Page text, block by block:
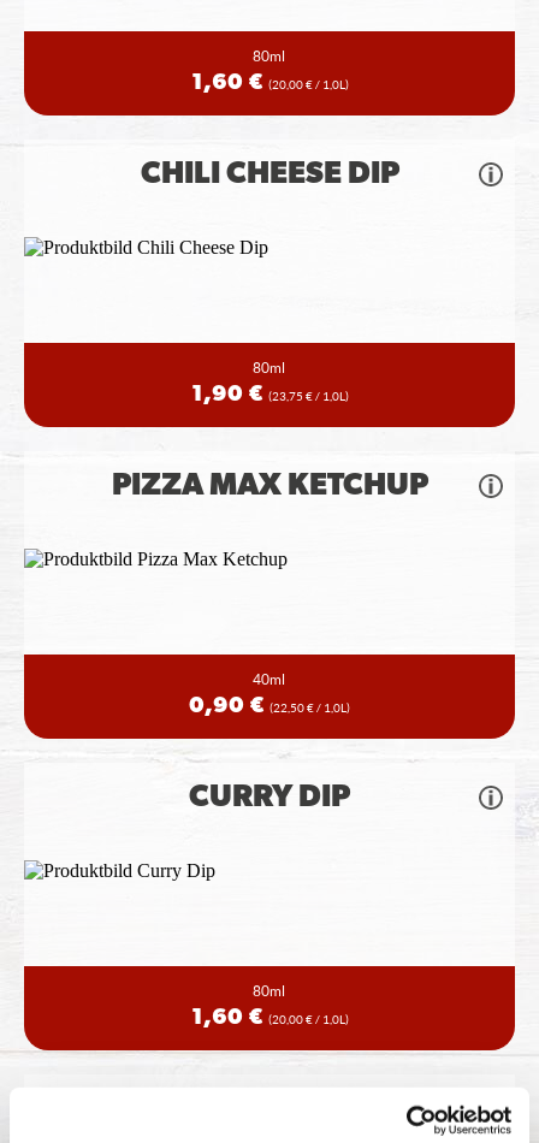
80ml
1,60 € (20,00 € / 1,0L)
CHILI CHEESE DIP
80ml
1,90 € (23,75 € / 1,0L)
PIZZA MAX KETCHUP
40ml
0,90 € (22,50 € / 1,0L)
CURRY DIP
80ml
1,60 € (20,00 € / 1,0L)
KRÄUTERREMOULADE